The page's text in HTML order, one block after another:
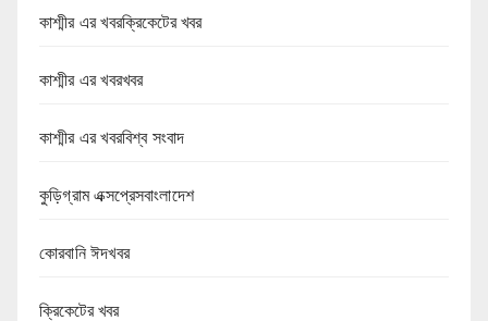
কাশ্মীর এর খবরক্রিকেটের খবর
কাশ্মীর এর খবরখবর
কাশ্মীর এর খবরবিশ্ব সংবাদ
কুড়িগ্রাম এক্সপ্রেসবাংলাদেশ
কোরবানি ঈদখবর
ক্রিকেটের খবর